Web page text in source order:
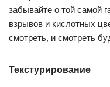
забывайте о той самой
взрывов и кислотных
смотреть, и смотреть
Текстурирование